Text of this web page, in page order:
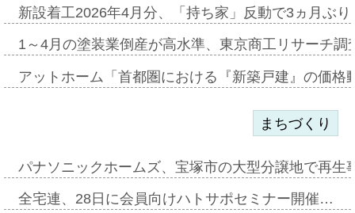
新設着工2026年4月分、「持ち家」反動で3ヵ月ぶ
1～4月の塗装業倒産が高水準、東京商工リサーチ
アットホーム「首都圏における『新築戸建』の価
まちづくり
パナソニックホームズ、宝塚市の大型分譲地で再
全宅連、28日に会員向けハトサポセミナー開催…